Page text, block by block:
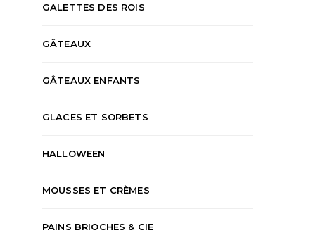
GALETTES DES ROIS
GÂTEAUX
GÂTEAUX ENFANTS
GLACES ET SORBETS
HALLOWEEN
MOUSSES ET CRÈMES
PAINS BRIOCHES & CIE